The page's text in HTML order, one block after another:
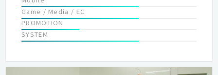
る。 制作クオリティが上がることで、良質な案件引合獲得につな
がる。 そのような良いスパイラルを実現できています。
Game / Media / EC
PROMOTION
SYSTEM